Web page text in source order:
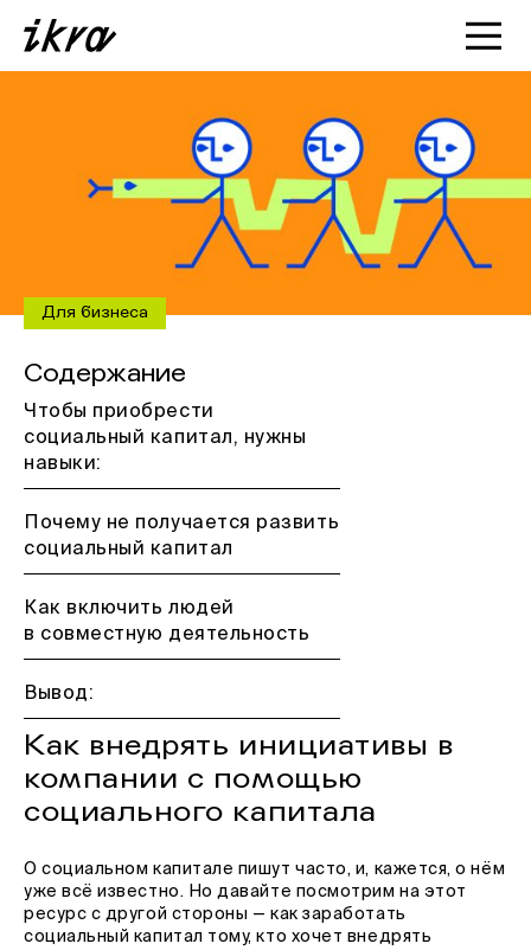
Статьи
Кейсы
О нас
Для бизнеса
Содержание
Чтобы приобрести
социальный капитал, нужны
навыки:
Почему не получается развить
социальный капитал
Как включить людей
в совместную деятельность
Вывод:
Как внедрять инициативы в
компании с помощью
социального капитала
О социальном капитале пишут часто, и, кажется, о нём
уже всё известно. Но давайте посмотрим на этот
ресурс с другой стороны — как заработать
социальный капитал тому, кто хочет внедрять